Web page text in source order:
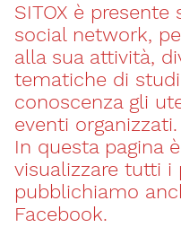
Via Giovanni Pascoli, 3
20129, Milano
C.F. 96330980580
P.I. 06792491000
T. 02-29520311
segreteria@sitox.org
SITOX è presente
social network,
alla sua attività,
tematiche di
conoscenza gli
eventi organizzati.
In questa pagina
visualizzare tutti i
pubblichiamo
Facebook.